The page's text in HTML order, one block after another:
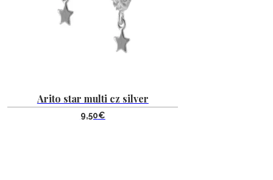
Arito star multi cz silver
9,50€